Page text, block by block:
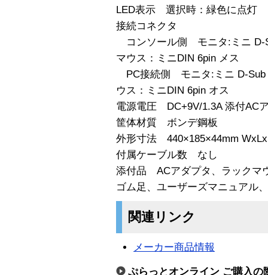
LED表示 選択時：緑色に点灯
接続コネクタ
コンソール側 モニタ:ミニ D-
マウス：ミニDIN 6pin メス
PC接続側 モニタ:ミニ D-
ウス：ミニDIN 6pin オス
電源電圧 DC+9V/1.3A 添付AC
筐体材質 ボンデ鋼板
外形寸法 440×185×44mm
付属ケーブル数 なし
添付品 ACアダプタ、ラックマ
ゴム足、ユーザーズマニュアル
関連リンク
メーカー商品情報
ぷらっとオンライン ご購入の